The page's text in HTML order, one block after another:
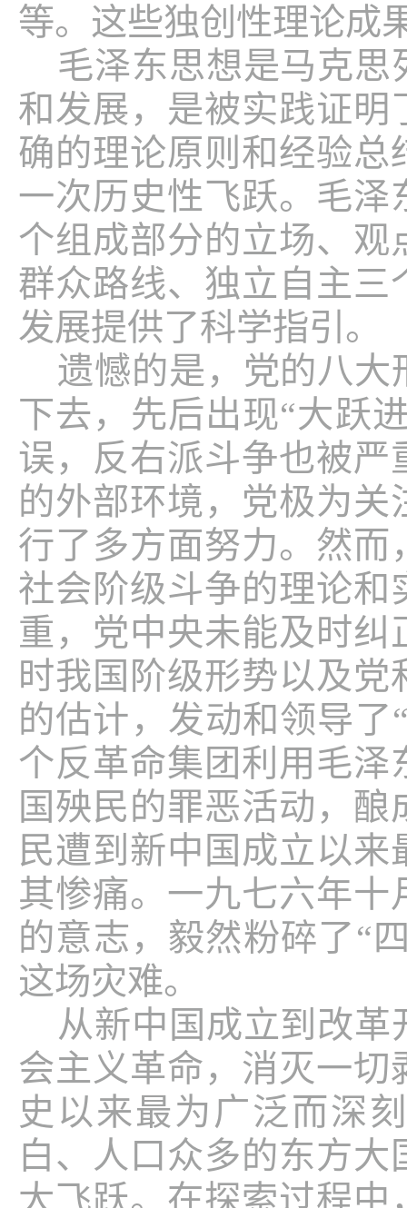
等。这些独创性理论成
毛泽东思想是马克
和发展，是被实践证
确的理论原则和经验
一次历史性飞跃。毛
个组成部分的立场、
群众路线、独立自主
发展提供了科学指引。
遗憾的是，党的八
下去，先后出现“大跃
误，反右派斗争也被
的外部环境，党极为
行了多方面努力。然
社会阶级斗争的理论
重，党中央未能及时
时我国阶级形势以及
的估计，发动和领导了
个反革命集团利用毛
国殃民的罪恶活动，
民遭到新中国成立以
其惨痛。一九七六年
的意志，毅然粉碎了“
这场灾难。
从新中国成立到改
会主义革命，消灭一
史以来最为广泛而深
白、人口众多的东方
大飞跃。在探索过程